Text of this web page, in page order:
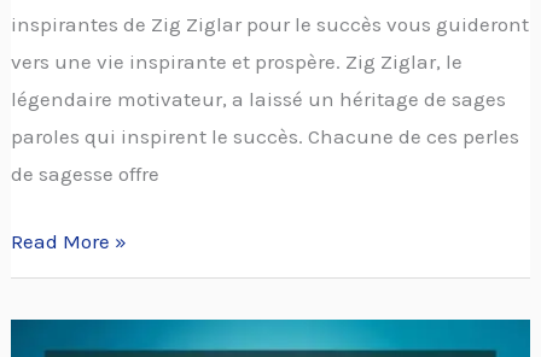
inspirantes de Zig Ziglar pour le succès vous guideront
vers une vie inspirante et prospère. Zig Ziglar, le
légendaire motivateur, a laissé un héritage de sages
paroles qui inspirent le succès. Chacune de ces perles
de sagesse offre
Read More »